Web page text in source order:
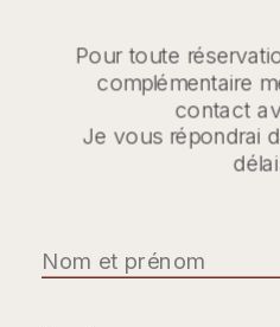
Pour toute
complémentaire
contact
Je vous répondrai